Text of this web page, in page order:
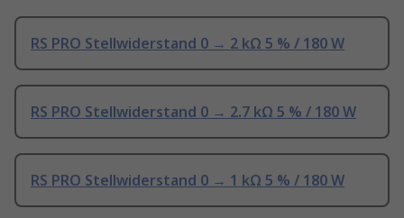
RS PRO Stellwiderstand 0 → 2 kΩ 5 % / 180 W
RS PRO Stellwiderstand 0 → 2.7 kΩ 5 % / 180 W
RS PRO Stellwiderstand 0 → 1 kΩ 5 % / 180 W